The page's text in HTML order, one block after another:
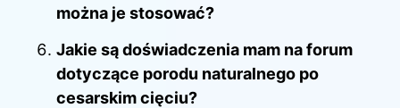
można je stosować?
Jakie są doświadczenia mam na forum
dotyczące porodu naturalnego po
cesarskim cięciu?